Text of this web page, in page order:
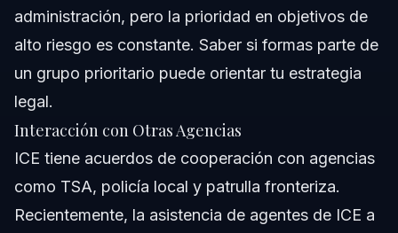
administración, pero la prioridad en objetivos de
alto riesgo es constante. Saber si formas parte de
un grupo prioritario puede orientar tu estrategia
legal.
Interacción con Otras Agencias
ICE tiene acuerdos de cooperación con agencias
como TSA, policía local y patrulla fronteriza.
Recientemente, la asistencia de agentes de ICE a